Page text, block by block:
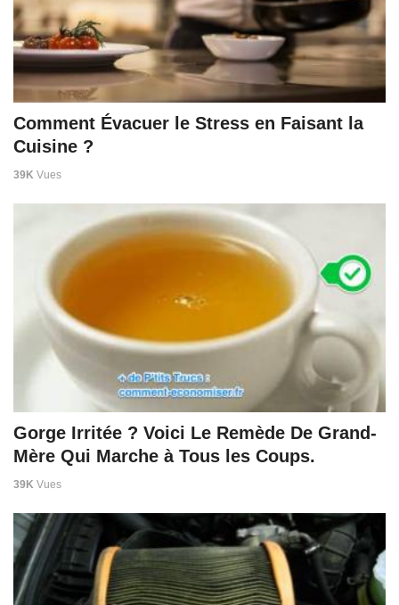
Comment Évacuer le Stress en Faisant la
Cuisine ?
39K Vues
Gorge Irritée ? Voici Le Remède De Grand-
Mère Qui Marche à Tous les Coups.
39K Vues